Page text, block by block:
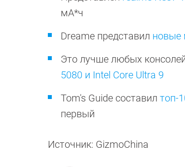
мА*ч
Dreame представил новые
Это лучше любых
5080 и Intel Core Ultra 9
Tom's Guide составил топ-
первый
Источник: GizmoChina